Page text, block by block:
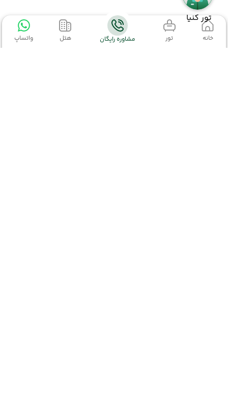
تور کنیا
خانه تور مشاوره رایگان هتل واتساپ